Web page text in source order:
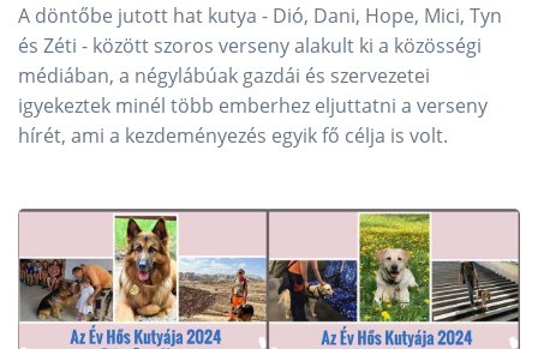
A döntőbe jutott hat kutya - Dió, Dani, Hope, Mici, Tyn
és Zéti - között szoros verseny alakult ki a közösségi
médiában, a négylábúak gazdái és szervezetei
igyekeztek minél több emberhez eljuttatni a verseny
hírét, ami a kezdeményezés egyik fő célja is volt.